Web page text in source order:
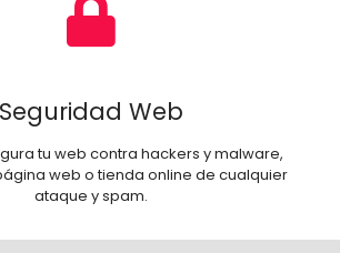
Seguridad Web
tu web contra hackers y malware,
web o tienda online de cualquier
ataque y spam.